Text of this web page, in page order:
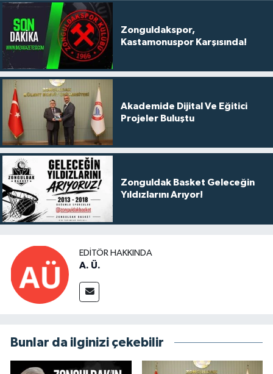
Zonguldakspor,
Kastamonuspor Karşısında!
Akademide Dijital Ve Eğitici
Projeler Buluştu
Zonguldak Basket Geleceğin
Yıldızlarını Arıyor!
EDITÖR HAKKINDA
A. Ü.
Bunlar da ilginizi çekebilir